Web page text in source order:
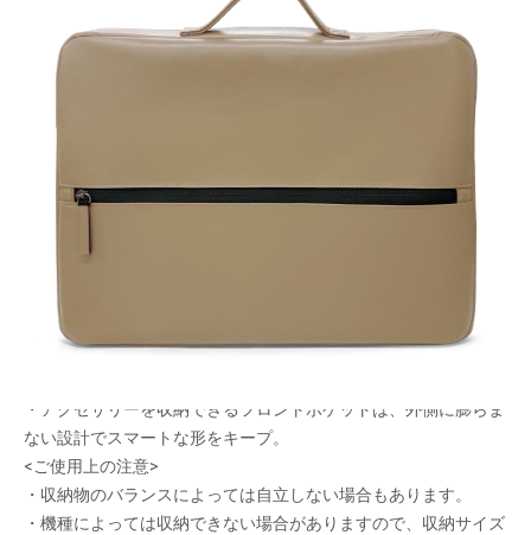
¥6,690+ 税
限定品
・自立するPCバッグ。大きく開く開口部で出し入れも簡単。
・上質素材を使用した型崩れしにくい作り。
・アクセサリーを収納できるフロントポケットは、外側に膨らま
ない設計でスマートな形をキープ。
<ご使用上の注意>
・収納物のバランスによっては自立しない場合もあります。
・機種によっては収納できない場合がありますので、収納サイズ